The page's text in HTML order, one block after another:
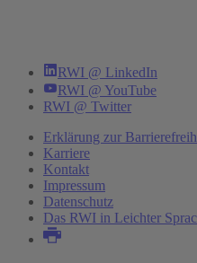
RWI @ LinkedIn
RWI @ YouTube
RWI @ Twitter
Erklärung zur
Karriere
Kontakt
Impressum
Datenschutz
Das RWI in Leichter